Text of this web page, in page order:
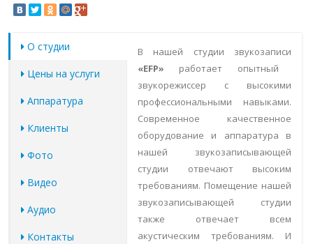
О студии
Цены на услуги
Аппаратура
Клиенты
Фото
Видео
Аудио
Контакты
В нашей студии звукозаписи
«EFP» работает опытный
звукорежиссер с высокими
профессиональными навыками.
Современное качественное
оборудование и аппаратура в
нашей звукозаписывающей
студии отвечают высоким
требованиям. Помещение нашей
звукозаписывающей студии
также отвечает всем
акустическим требованиям. И